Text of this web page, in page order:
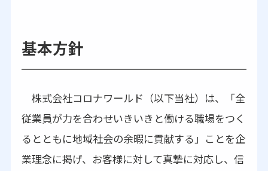
基本方針
株式会社コロナワールド（以下当社）は、「全
従業員が力を合わせいきいきと働ける職場をつく
るとともに地域社会の余暇に貢献する」ことを企
業理念に掲げ、お客様に対して真摯に対応し、信